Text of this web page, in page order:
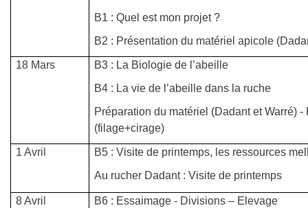
B1 : Quel est mon projet ?
B2 : Présentation du matériel apicole
18 Mars
B3 : La Biologie de l’abeille
B4 : La vie de l’abeille dans la ruche
Préparation du matériel (Dadant et Warré)
(filage+cirage)
1 Avril
B5 : Visite de printemps, les ressources
Au rucher Dadant : Visite de printemps
8 Avril
B6 : Essaimage - Divisions – Elevage